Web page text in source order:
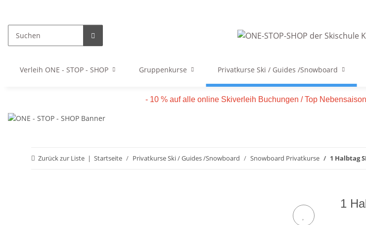
Verleih ONE - STOP - SHOP Gruppenkurse Privatkurse Ski / Guides /Snowboard
- 10 % auf alle online Skiverleih Buchungen / Top
Zurück zur Liste Startseite Privatkurse Ski / Guides /Snowboard Snowboard Privatkurse 1 Halbtag
1